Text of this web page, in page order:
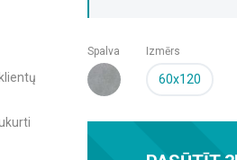
Spalva Izmērs
60x120